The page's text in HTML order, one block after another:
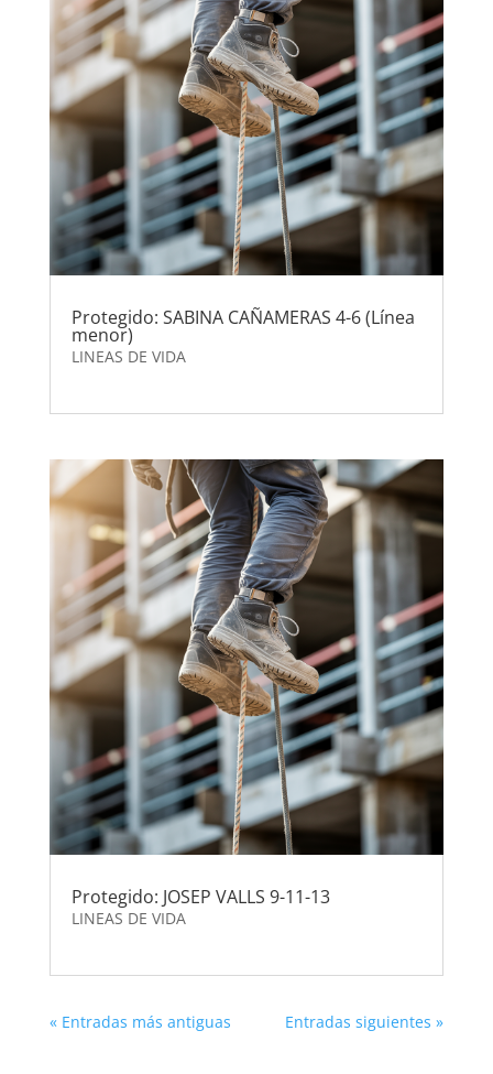
Protegido: SABINA CAÑAMERAS 4-6 (Línea
menor)
LINEAS DE VIDA
Protegido: JOSEP VALLS 9-11-13
LINEAS DE VIDA
« Entradas más antiguas Entradas siguientes »